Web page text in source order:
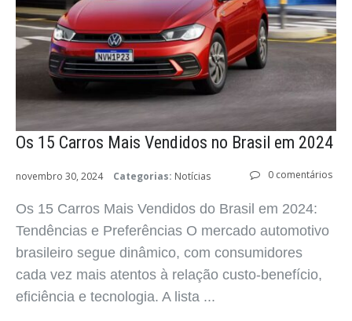
Os 15 Carros Mais Vendidos no Brasil em 2024
0 comentários
novembro 30, 2024 Categorias: Notícias
Os 15 Carros Mais Vendidos do Brasil em 2024:
Tendências e Preferências O mercado automotivo
brasileiro segue dinâmico, com consumidores
cada vez mais atentos à relação custo-benefício,
eficiência e tecnologia. A lista ...